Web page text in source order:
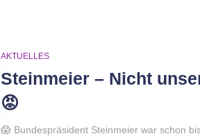
AKTUELLES
Steinmeier – Nicht
😡
😱 Bundespräsident Steinmeier war schon